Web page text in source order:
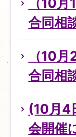
合同相
（10
合同相
(10月4
会開催